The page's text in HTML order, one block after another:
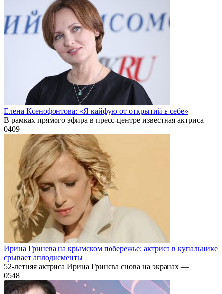
Елена Ксенофонтова: «Я кайфую от открытий в себе»
В рамках прямого эфира в пресс-центре известная актриса
0409
Ирина Гринева на крымском побережье: актриса в купальнике
срывает аплодисменты
52-летняя актриса Ирина Гринева снова на экранах —
0548